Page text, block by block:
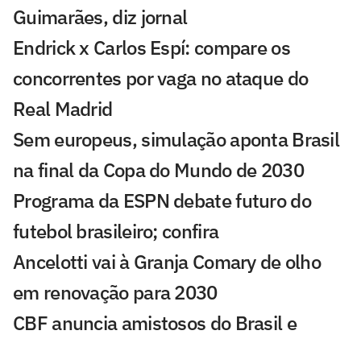
Guimarães, diz jornal
Endrick x Carlos Espí: compare os
concorrentes por vaga no ataque do
Real Madrid
Sem europeus, simulação aponta Brasil
na final da Copa do Mundo de 2030
Programa da ESPN debate futuro do
futebol brasileiro; confira
Ancelotti vai à Granja Comary de olho
em renovação para 2030
CBF anuncia amistosos do Brasil e